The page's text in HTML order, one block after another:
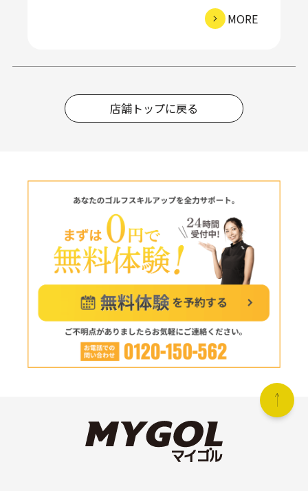
MORE
店舗トップに戻る